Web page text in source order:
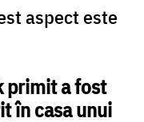
aspect este
primit a fost
în casa unui